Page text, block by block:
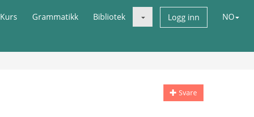
Kurs Grammatikk Bibliotek Logg inn NO
Svare